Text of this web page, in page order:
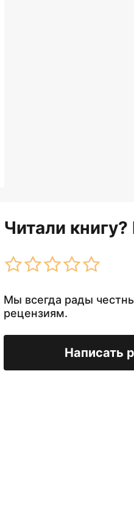
Читали
Мы всегда рады
рецензиям.
Написать